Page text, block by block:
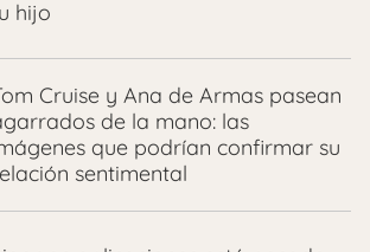
hijo
Cruise y Ana de Armas pasean
de la mano: las
que podrían confirmar su
sentimental